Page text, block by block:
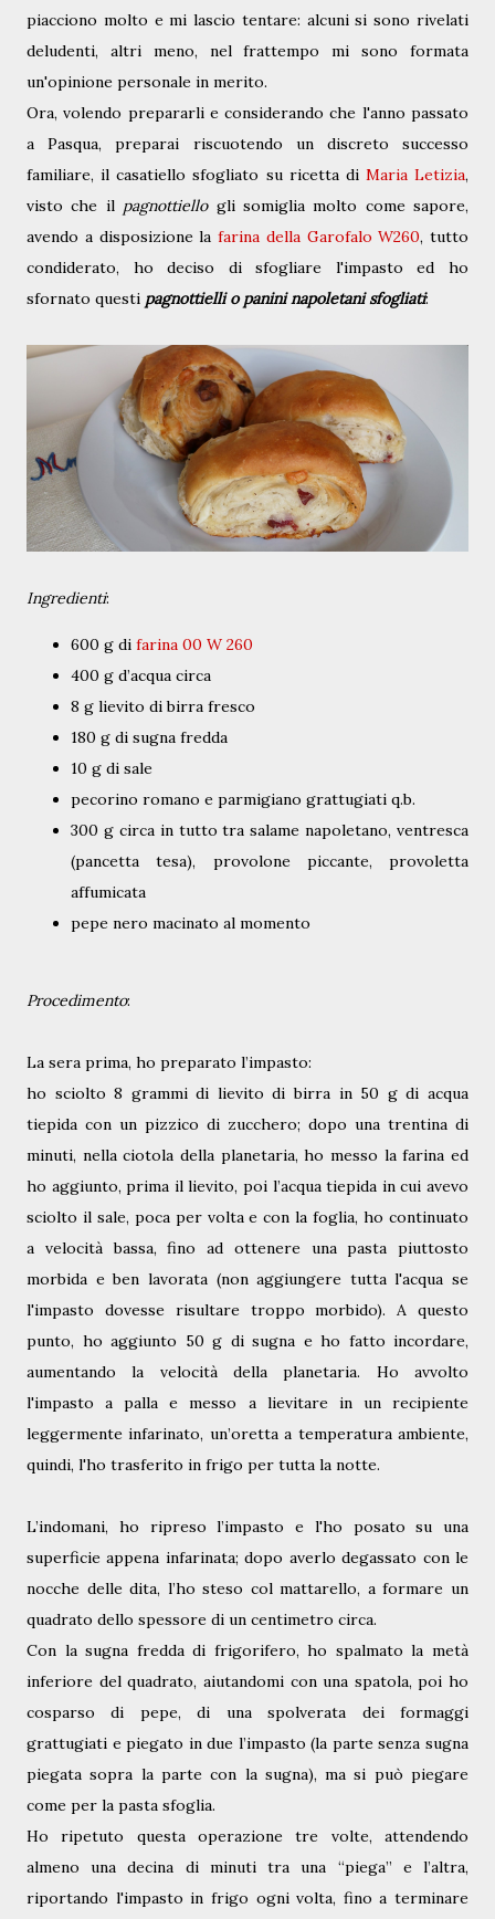
piacciono molto e mi lascio tentare: alcuni si sono rivelati
deludenti, altri meno, nel frattempo mi sono formata
un'opinione personale in merito.
Ora, volendo prepararli e considerando che l'anno passato
a Pasqua, preparai riscuotendo un discreto successo
familiare, il casatiello sfogliato su ricetta di Maria Letizia,
visto che il pagnottiellogli somiglia molto come sapore,
avendo a disposizione la farina della Garofalo W260, tutto
condiderato, ho deciso di sfogliare l'impasto ed ho
sfornato questi pagnottielli o panini napoletani sfogliati:
Ingredienti:
600 g di farina 00 W 260
400 g d’acqua circa
8 g lievito di birra fresco
180 g di sugna fredda
10 g di sale
pecorino romano e parmigiano grattugiati q.b.
300 g circa in tutto tra salame napoletano, ventresca
(pancetta tesa), provolone piccante, provoletta
affumicata
pepe nero macinato al momento
Procedimento:
La sera prima, ho preparato l’impasto:
ho sciolto 8 grammi di lievito di birra in 50 g di acqua
tiepida con un pizzico di zucchero; dopo una trentina di
minuti, nella ciotola della planetaria, ho messo la farina ed
ho aggiunto, prima il lievito, poi l’acqua tiepida in cui avevo
sciolto il sale, poca per volta e con la foglia, ho continuato
a velocità bassa, fino ad ottenere una pasta piuttosto
morbida e ben lavorata (non aggiungere tutta l'acqua se
l'impasto dovesse risultare troppo morbido). A questo
punto, ho aggiunto 50 g di sugna e ho fatto incordare,
aumentando la velocità della planetaria. Ho avvolto
l'impasto a palla e messo a lievitare in un recipiente
leggermente infarinato, un’oretta a temperatura ambiente,
quindi, l'ho trasferito in frigo per tutta la notte.
L’indomani, ho ripreso l’impasto e l'ho posato su una
superficie appena infarinata; dopo averlo degassato con le
nocche delle dita, l’ho steso col mattarello, a formare un
quadrato dello spessore di un centimetro circa.
Con la sugna fredda di frigorifero, ho spalmato la metà
inferiore del quadrato, aiutandomi con una spatola, poi ho
cosparso di pepe, di una spolverata dei formaggi
grattugiati e piegato in due l’impasto (la parte senza sugna
piegata sopra la parte con la sugna), ma si può piegare
come per la pasta sfoglia.
Ho ripetuto questa operazione tre volte, attendendo
almeno una decina di minuti tra una “piega” e l’altra,
riportando l'impasto in frigo ogni volta, fino a terminare